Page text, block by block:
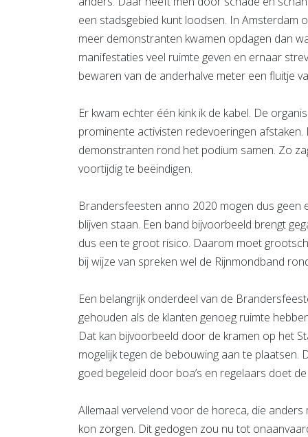
een stadsgebied kunt loodsen. In Amsterdam
meer demonstranten kwamen opdagen dan
manifestaties veel ruimte geven en ernaar
bewaren van de anderhalve meter een fluitje
Er kwam echter één kink ik de kabel. De
prominente activisten redevoeringen
demonstranten rond het podium samen. Zo
voortijdig te beëindigen.
Brandersfeesten anno 2020 mogen dus geen
blijven staan. Een band bijvoorbeeld brengt
dus een te groot risico. Daarom moet
bij wijze van spreken wel de Rijnmondband
Een belangrijk onderdeel van de
gehouden als de klanten genoeg ruimte
Dat kan bijvoorbeeld door de kramen op het
mogelijk tegen de bebouwing aan te plaatsen.
goed begeleid door boa’s en regelaars doet
Allemaal vervelend voor de horeca, die
kon zorgen. Dit gedogen zou nu tot